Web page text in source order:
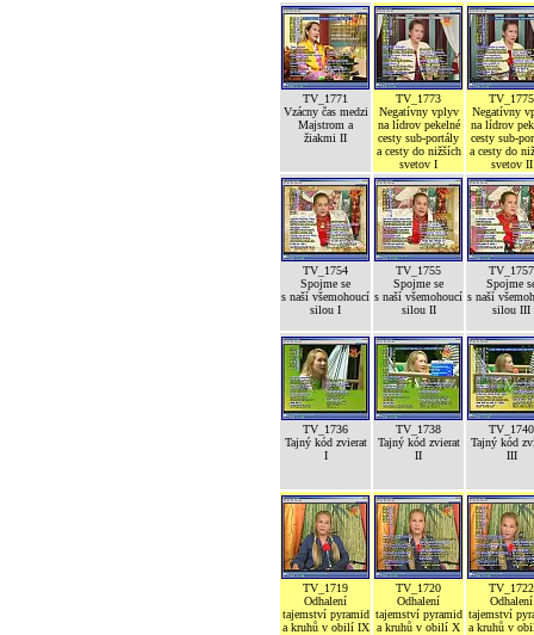
TV_1771
Vzácny čas medzi
Majstrom a
žiakmi II
TV_1773
Negatívny vplyv
na lídrov pekelné
cesty sub-portály
a cesty do nižších
svetov I
TV_1775
Negatívny
na lídrov
cesty sub-
a cesty do
svetov II
TV_1754
Spojme se
s naší všemohoucí
silou I
TV_1755
Spojme se
s naší všemohoucí
silou II
TV_1757
Spojme
s naší
silou III
TV_1736
Tajný kód zvierat
I
TV_1738
Tajný kód zvierat
II
TV_1740
Tajný kód
III
TV_1719
Odhalení
tajemství pyramid
a kruhů v obilí IX
TV_1720
Odhalení
tajemství pyramid
a kruhů v obilí X
TV_1722
Odhalení
tajemství
a kruhů v